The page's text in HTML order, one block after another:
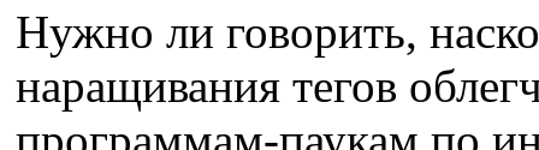
Нужно ли говорить,
наращивания тегов
программам-паукам по